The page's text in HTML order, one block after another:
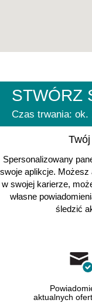
STWÓRZ
Czas trwania: ok.
Spersonalizowany
swoje aplikcje.
w swojej karierze,
własne
śledzić
aktualnych